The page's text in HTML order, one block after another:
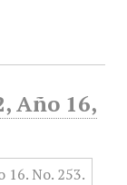
Año 16,